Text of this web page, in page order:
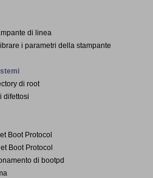
di linea
i parametri della stampante
di root
difettosi
Boot Protocol
Boot Protocol
di bootpd